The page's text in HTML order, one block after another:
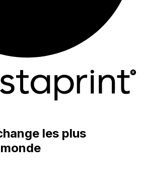
les plus